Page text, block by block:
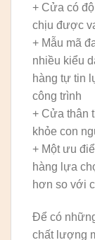
+ Cửa có
chịu được
+ Mẫu mã
nhiều kiểu
hàng tự tin
công trình
+ Cửa thân
khỏe con
+ Một ưu
hàng lựa
hơn so với
Để có
chất lượng